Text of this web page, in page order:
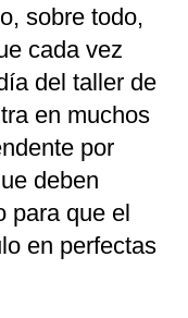
sobre todo,
cada vez
del taller de
en muchos
por
deben
para que el
en perfectas